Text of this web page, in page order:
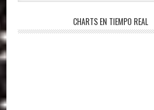
CHARTS EN TIEMPO REAL